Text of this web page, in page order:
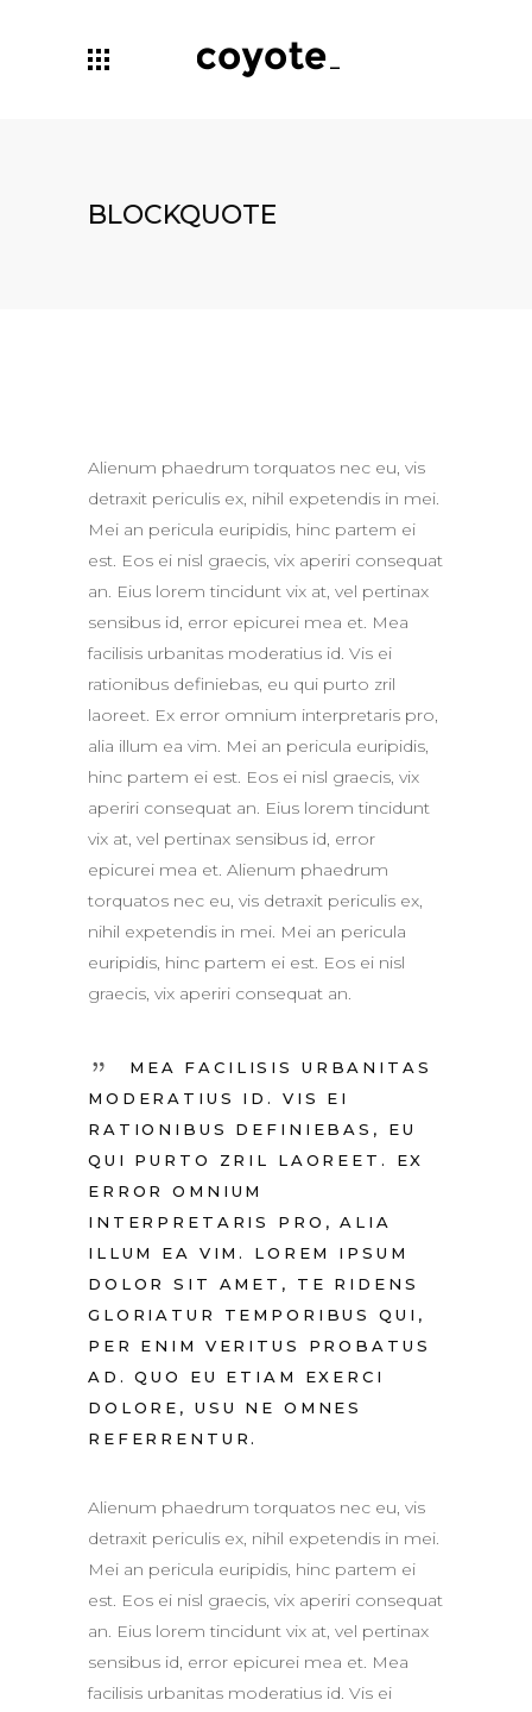
BLOCKQUOTE
Alienum phaedrum torquatos nec eu, vis
detraxit periculis ex, nihil expetendis in mei.
Mei an pericula euripidis, hinc partem ei
est. Eos ei nisl graecis, vix aperiri consequat
an. Eius lorem tincidunt vix at, vel pertinax
sensibus id, error epicurei mea et. Mea
facilisis urbanitas moderatius id. Vis ei
rationibus definiebas, eu qui purto zril
laoreet. Ex error omnium interpretaris pro,
alia illum ea vim. Mei an pericula euripidis,
hinc partem ei est. Eos ei nisl graecis, vix
aperiri consequat an. Eius lorem tincidunt
vix at, vel pertinax sensibus id, error
epicurei mea et. Alienum phaedrum
torquatos nec eu, vis detraxit periculis ex,
nihil expetendis in mei. Mei an pericula
euripidis, hinc partem ei est. Eos ei nisl
graecis, vix aperiri consequat an.
MEA FACILISIS URBANITAS
MODERATIUS ID. VIS EI
RATIONIBUS DEFINIEBAS, EU
QUI PURTO ZRIL LAOREET. EX
ERROR OMNIUM
INTERPRETARIS PRO, ALIA
ILLUM EA VIM. LOREM IPSUM
DOLOR SIT AMET, TE RIDENS
GLORIATUR TEMPORIBUS QUI,
PER ENIM VERITUS PROBATUS
AD. QUO EU ETIAM EXERCI
DOLORE, USU NE OMNES
REFERRENTUR.
Alienum phaedrum torquatos nec eu, vis
detraxit periculis ex, nihil expetendis in mei.
Mei an pericula euripidis, hinc partem ei
est. Eos ei nisl graecis, vix aperiri consequat
an. Eius lorem tincidunt vix at, vel pertinax
sensibus id, error epicurei mea et. Mea
facilisis urbanitas moderatius id. Vis ei